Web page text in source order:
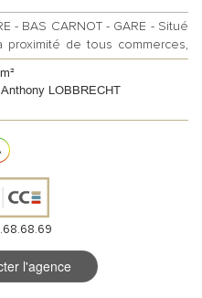
- BAS CARNOT - GARE - Situé
de tous commerces,
LOBBRECHT
l'agence